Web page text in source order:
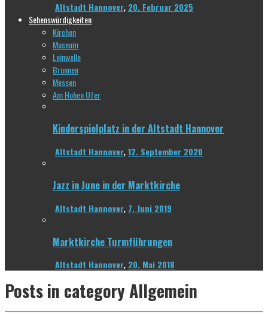
Altstadt Hannover, 20. Februar 2025
Sehenswürdigkeiten
Kirchen
Museum
Leinwelle
Brunnen
Messen
Am Hohen Ufer
Kinderspielplatz in der Altstadt Hannover
Altstadt Hannover,12. September 2020
Jazz in June in der Marktkirche
Altstadt Hannover, 7. Juni 2019
Marktkirche Turmführungen
Altstadt Hannover, 20. Mai 2018
Posts in categoryAllgemein